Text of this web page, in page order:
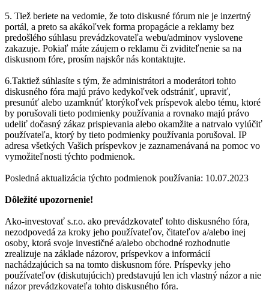
5. Tiež beriete na vedomie, že toto diskusné fórum nie je inzertný
portál, a preto sa akákoľvek forma propagácie a reklamy bez
predošlého súhlasu prevádzkovateľa webu/adminov vyslovene
zakazuje. Pokiaľ máte záujem o reklamu či zviditeľnenie sa na
diskusnom fóre, prosím najskôr nás kontaktujte.
6.Taktiež súhlasíte s tým, že administrátori a moderátori tohto
diskusného fóra majú právo kedykoľvek odstrániť, upraviť,
presunúť alebo uzamknúť ktorýkoľvek príspevok alebo tému, ktoré
by porušovali tieto podmienky používania a rovnako majú právo
udeliť dočasný zákaz prispievania alebo okamžite a natrvalo vylúčiť
používateľa, ktorý by tieto podmienky používania porušoval. IP
adresa všetkých Vašich príspevkov je zaznamenávaná na pomoc vo
vymožiteľnosti týchto podmienok.
Posledná aktualizácia týchto podmienok používania: 10.07.2023
Dôležité upozornenie!
Ako-investovať s.r.o. ako prevádzkovateľ tohto diskusného fóra,
nezodpovedá za kroky jeho používateľov, čitateľov a/alebo inej
osoby, ktorá svoje investičné a/alebo obchodné rozhodnutie
zrealizuje na základe názorov, príspevkov a informácií
nachádzajúcich sa na tomto diskusnom fóre. Príspevky jeho
používateľov (diskutujúcich) predstavujú len ich vlastný názor a nie
názor prevádzkovateľa tohto diskusného fóra.